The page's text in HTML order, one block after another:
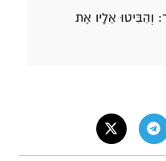
וְהִבִּיטוּ אֵלָיו אֶת